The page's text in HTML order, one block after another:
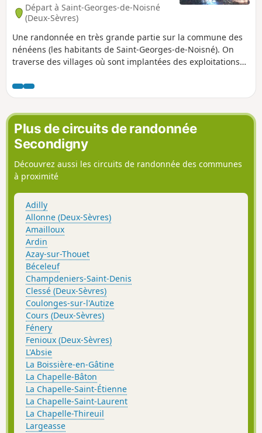
Départ à Saint-Georges-de-Noisné
(Deux-Sèvres)
Une randonnée en très grande partie sur la commune des
nénéens (les habitants de Saint-Georges-de-Noisné). On
traverse des villages où sont implantées des exploitations
ombragés en été mais qui peuvent s'avérer humides en
période hivernale. La suite se fait en empruntant deux
portions de petites routes pour se terminer par la traversée
du Bois de Cathelogne, ses étangs et sa cabane avec un
petit air de Canada.
Plus de circuits de randonnée
Secondigny
Découvrez aussi les circuits de randonnée des communes
à proximité
Adilly
Allonne (Deux-Sèvres)
Amailloux
Ardin
Azay-sur-Thouet
Béceleuf
Champdeniers-Saint-Denis
Clessé (Deux-Sèvres)
Coulonges-sur-l'Autize
Cours (Deux-Sèvres)
Fénery
Fenioux (Deux-Sèvres)
L'Absie
La Boissière-en-Gâtine
La Chapelle-Bâton
La Chapelle-Saint-Étienne
La Chapelle-Saint-Laurent
La Chapelle-Thireuil
Largeasse